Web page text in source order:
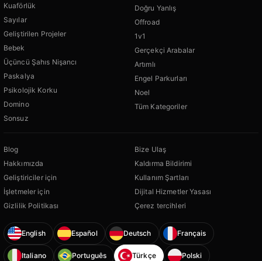
Kuaförlük
Sayılar
Geliştirilen Projeler
Bebek
Üçüncü Şahıs Nişancı
Paskalya
Psikolojik Korku
Domino
Sonsuz
Doğru Yanlış
Offroad
1v1
Gerçekçi Arabalar
Artımlı
Engel Parkurları
Noel
Tüm Kategoriler
Blog
Hakkımızda
Geliştiriciler için
İşletmeler için
Gizlilik Politikası
Bize Ulaş
Kaldırma Bildirimi
Kullanım Şartları
Dijital Hizmetler Yasası
Çerez tercihleri
English Español Deutsch Français
Italiano Português Türkçe Polski